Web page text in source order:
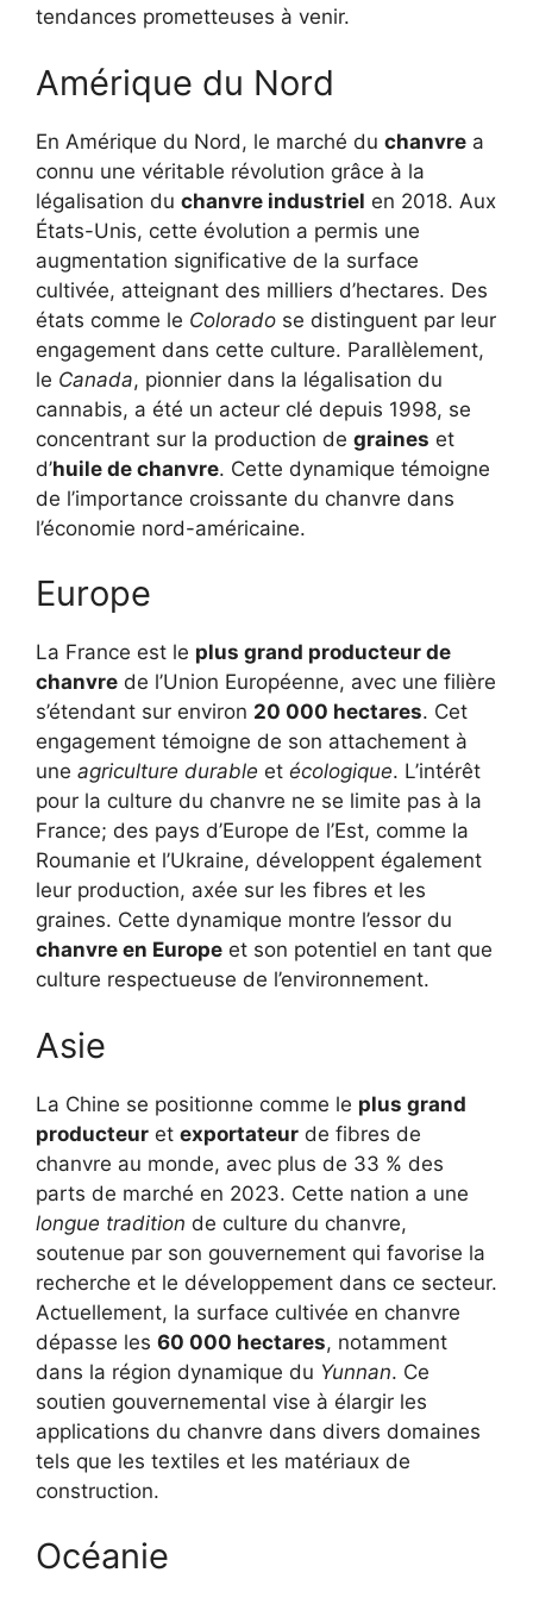
tendances prometteuses à venir.
Amérique du Nord
En Amérique du Nord, le marché du chanvre a
connu une véritable révolution grâce à la
légalisation du chanvre industriel en 2018. Aux
États-Unis, cette évolution a permis une
augmentation significative de la surface
cultivée, atteignant des milliers d’hectares. Des
états comme le Colorado se distinguent par leur
engagement dans cette culture. Parallèlement,
le Canada, pionnier dans la légalisation du
cannabis, a été un acteur clé depuis 1998, se
concentrant sur la production de graines et
d’huile de chanvre. Cette dynamique témoigne
de l’importance croissante du chanvre dans
l’économie nord-américaine.
Europe
La France est le plus grand producteur de
chanvre de l’Union Européenne, avec une filière
s’étendant sur environ 20 000 hectares. Cet
engagement témoigne de son attachement à
une agriculture durable et écologique. L’intérêt
pour la culture du chanvre ne se limite pas à la
France; des pays d’Europe de l’Est, comme la
Roumanie et l’Ukraine, développent également
leur production, axée sur les fibres et les
graines. Cette dynamique montre l’essor du
chanvre en Europe et son potentiel en tant que
culture respectueuse de l’environnement.
Asie
La Chine se positionne comme le plus grand
producteur et exportateur de fibres de
chanvre au monde, avec plus de 33 % des
parts de marché en 2023. Cette nation a une
longue tradition de culture du chanvre,
soutenue par son gouvernement qui favorise la
recherche et le développement dans ce secteur.
Actuellement, la surface cultivée en chanvre
dépasse les 60 000 hectares, notamment
dans la région dynamique du Yunnan. Ce
soutien gouvernemental vise à élargir les
applications du chanvre dans divers domaines
tels que les textiles et les matériaux de
construction.
Océanie